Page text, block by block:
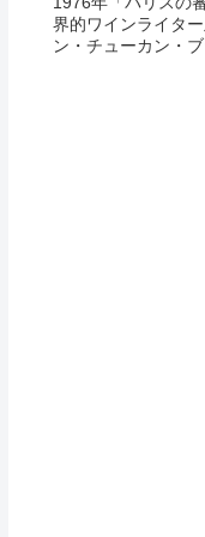
界的ワインライタ
ン・チューカン・
リフォルニアワイ
への道標を凝縮レ